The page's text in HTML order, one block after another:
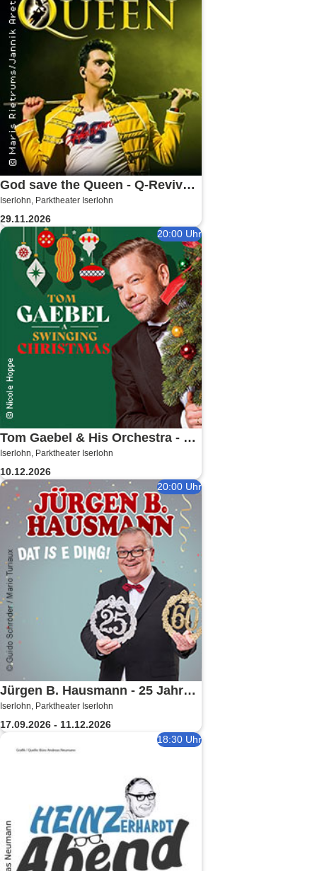
God save the Queen - Q-Revival
Band
Iserlohn, Parktheater Iserlohn
29.11.2026
20:00 Uhr
Tom Gaebel & His Orchestra - A
Swinging Christmas 2026
Iserlohn, Parktheater Iserlohn
10.12.2026
20:00 Uhr
Jürgen B. Hausmann - 25 Jahre -
Dat is e Ding!
Iserlohn, Parktheater Iserlohn
17.09.2026 - 11.12.2026
18:30 Uhr